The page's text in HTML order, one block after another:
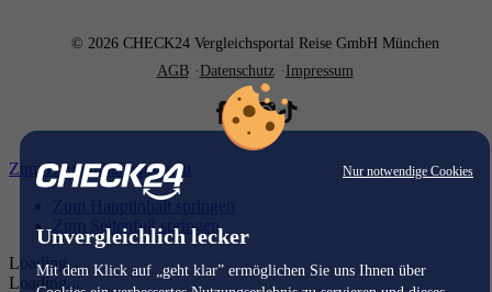
Nur notwendige Cookies
Unvergleichlich lecker
Mit dem Klick auf „geht klar” ermöglichen Sie uns Ihnen über
© 2026 CHECK24 Vergleichsportal Reise GmbH München
AGB
Datenschutz Impressum
Zum Hauptinhalt springen
Zum Hauptinhalt springen
Zum Seitenfuß springen
Loading...
Loading...